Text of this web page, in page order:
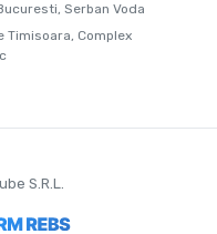
Serban Voda
Timisoara, Complex
S.R.L.